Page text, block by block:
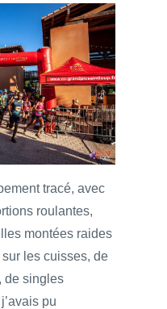
tracé, avec
roulantes,
montées raides
les cuisses, de
de singles
pu